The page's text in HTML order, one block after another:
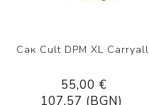
Сак Cult DPM XL Carryall
55,00 €
107,57 (BGN)